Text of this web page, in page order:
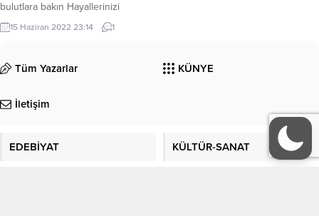
bulutlara bakın Hayallerinizi
şekillendirin Şu köşedekini
Kelebeğe Şu ortadakini,Atlı
Dağın tepesinden süzüleni ise
Pamuk tarlasına benzetin Bakın
Ne varsa ortada Bırakın DARALTAN
15 Haziran 2022 23:14 1
Tüm Yazarlar KÜNYE
İletişim
EDEBİYAT KÜLTÜR-SANAT